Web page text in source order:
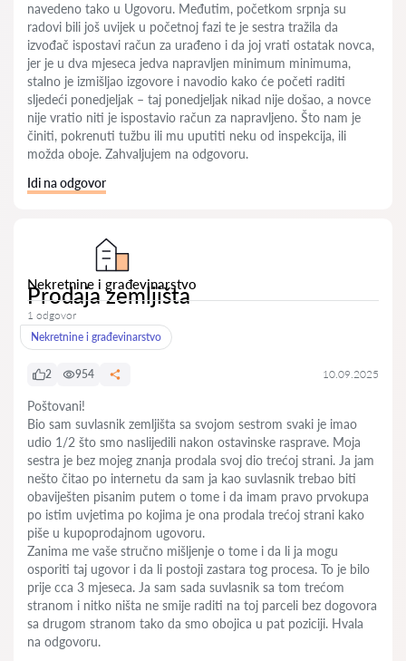
navedeno tako u Ugovoru. Međutim, početkom srpnja su
radovi bili još uvijek u početnoj fazi te je sestra tražila da
izvođač ispostavi račun za urađeno i da joj vrati ostatak novca,
jer je u dva mjeseca jedva napravljen minimum minimuma,
stalno je izmišljao izgovore i navodio kako će početi raditi
sljedeći ponedjeljak – taj ponedjeljak nikad nije došao, a novce
nije vratio niti je ispostavio račun za napravljeno. Što nam je
činiti, pokrenuti tužbu ili mu uputiti neku od inspekcija, ili
možda oboje. Zahvaljujem na odgovoru.
Idi na odgovor
Nekretnine i građevinarstvo
Prodaja zemljišta
1 odgovor
Nekretnine i građevinarstvo
2 954 10.09.2025
Poštovani!
Bio sam suvlasnik zemljišta sa svojom sestrom svaki je imao
udio 1/2 što smo naslijedili nakon ostavinske rasprave. Moja
sestra je bez mojeg znanja prodala svoj dio trećoj strani. Ja jam
nešto čitao po internetu da sam ja kao suvlasnik trebao biti
obaviješten pisanim putem o tome i da imam pravo prvokupa
po istim uvjetima po kojima je ona prodala trećoj strani kako
piše u kupoprodajnom ugovoru.
Zanima me vaše stručno mišljenje o tome i da li ja mogu
osporiti taj ugovor i da li postoji zastara tog procesa. To je bilo
prije cca 3 mjeseca. Ja sam sada suvlasnik sa tom trećom
stranom i nitko ništa ne smije raditi na toj parceli bez dogovora
sa drugom stranom tako da smo obojica u pat poziciji. Hvala
na odgovoru.